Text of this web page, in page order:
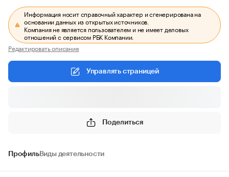
Информация носит справочный характер и сгенерирована на
основании данных из открытых источников.
Компания не является пользователем и не имеет деловых
отношений с сервисом РБК Компании.
Редактировать описание
Управлять страницей
Поделиться
ПрофильВиды деятельности